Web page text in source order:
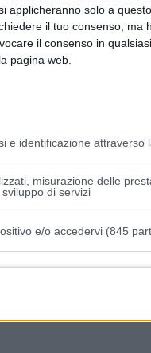
applicheranno solo a
il tuo consenso, ma
il consenso in
pagina web.
e identificazione attraverso
misurazione delle
di servizi
e/o accedervi (845
del